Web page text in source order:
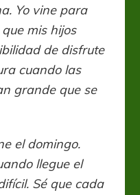
Yo vine para
mis hijos
de disfrute
cuando las
grande que se
el domingo.
llegue el
Sé que cada